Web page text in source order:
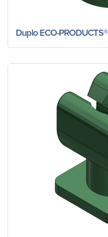
Duplo ECO-PRODUCTS®